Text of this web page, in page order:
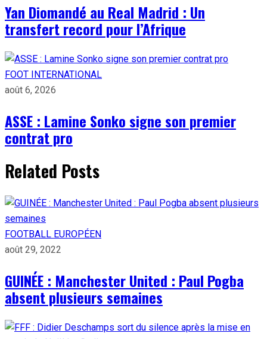
Yan Diomandé au Real Madrid : Un
transfert record pour l’Afrique
FOOT INTERNATIONAL
août 6, 2026
ASSE : Lamine Sonko signe son premier
contrat pro
Related Posts
FOOTBALL EUROPÉEN
août 29, 2022
GUINÉE : Manchester United : Paul Pogba
absent plusieurs semaines